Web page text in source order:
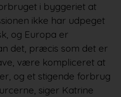
i byggeriet at
ikke har udpeget
og Europa er
det, præcis som det er
være kompliceret at
og et stigende forbrug
siger Katrine